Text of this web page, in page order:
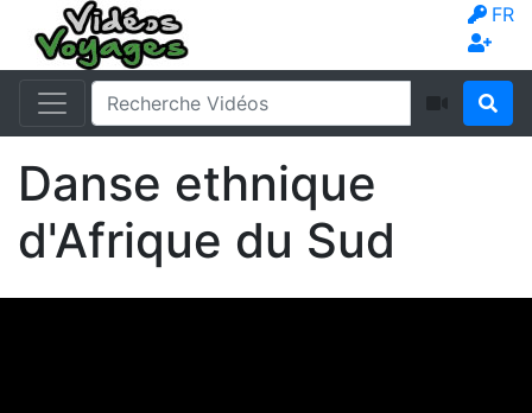
FR
Danse ethnique
d'Afrique du Sud